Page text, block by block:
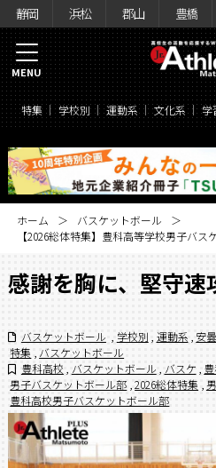
静岡 浜松 郡山 豊橋
特集 学校別 運動系 文化系 学
MENU
ホーム
バスケットボール
【2026総体特集】豊科高等学校男子バス
感謝を胸に、堅守速
バスケットボール
学校別 運動系 安
特集
バスケットボール
豊科高校
バスケットボール バスケ
男子バスケットボール部 2026総体特集
豊科高校男子バスケットボール部